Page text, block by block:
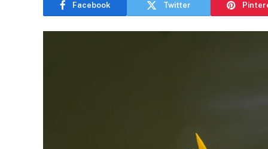
Facebook Twitter